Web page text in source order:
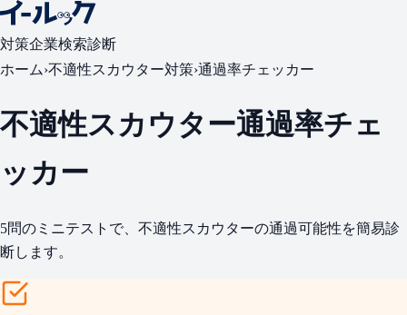
対策企業検索診断
ホーム›不適性スカウター対策›通過率チェッカー
不適性スカウター通過率チェ
ッカー
5問のミニテストで、不適性スカウターの通過可能性を簡易診
断します。